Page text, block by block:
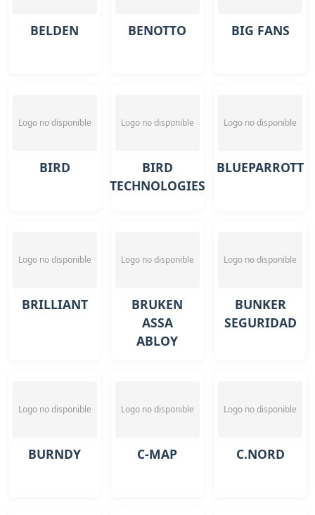
BELDEN BENOTTO BIG FANS
Logo no disponible
BIRD
Logo no disponible
BIRD
TECHNOLOGIES
Logo no disponible
BLUEPARROTT
Logo no disponible
BRILLIANT
Logo no disponible
BRUKEN
ASSA
ABLOY
Logo no disponible
BUNKER
SEGURIDAD
Logo no disponible
BURNDY
Logo no disponible
C-MAP
Logo no disponible
C.NORD